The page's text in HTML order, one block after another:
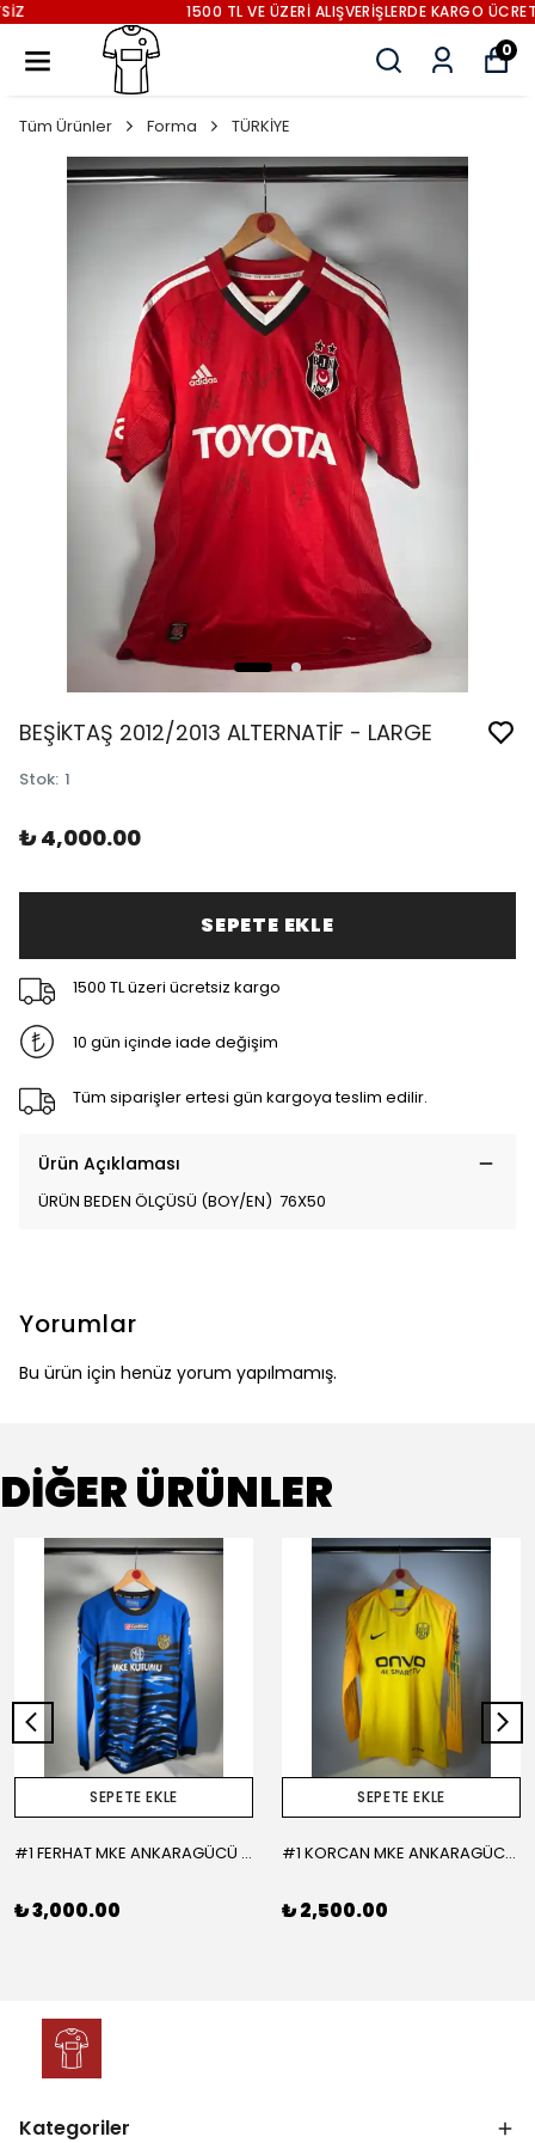
1500 TL VE ÜZERİ ALIŞVERİŞLERDE KARGO ÜCRETSİZ
0
Tüm Ürünler Forma TÜRKİYE
BEŞİKTAŞ 2012/2013 ALTERNATİF - LARGE
Stok: 1
₺ 4,000.00
SEPETE EKLE
1500 TL üzeri ücretsiz kargo
10 gün içinde iade değişim
Tüm siparişler ertesi gün kargoya teslim edilir.
Ürün Açıklaması
ÜRÜN BEDEN ÖLÇÜSÜ (BOY/EN) 76X50
Yorumlar
Bu ürün için henüz yorum yapılmamış.
DİĞER ÜRÜNLER
SEPETE EKLE
#1 FERHAT MKE ANKARAGÜCÜ 2015-2016 KALECİ - LARGE
₺ 3,000.00
SEPETE EKLE
#1 KORCAN MKE ANKARAGÜCÜ 2019-2020 KALECİ - MEDIUM
₺ 2,500.00
Kategoriler